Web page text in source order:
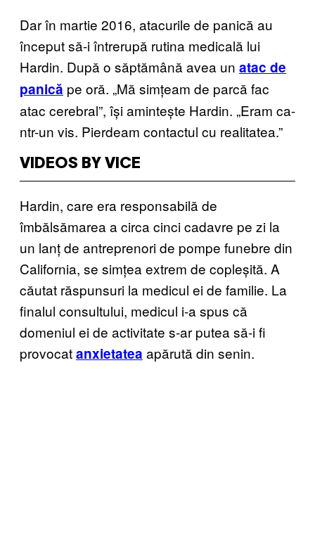
Dar în martie 2016, atacurile de panică au
început să-i întrerupă rutina medicală lui
Hardin. După o săptămână avea un atac de
panică pe oră. „Mă simțeam de parcă fac
atac cerebral”, își amintește Hardin. „Eram ca-
ntr-un vis. Pierdeam contactul cu realitatea.”
VIDEOS BY VICE
Hardin, care era responsabilă de
îmbălsămarea a circa cinci cadavre pe zi la
un lanț de antreprenori de pompe funebre din
California, se simțea extrem de copleșită. A
căutat răspunsuri la medicul ei de familie. La
finalul consultului, medicul i-a spus că
domeniul ei de activitate s-ar putea să-i fi
provocatanxietatea apărută din senin.